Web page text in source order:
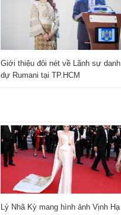
Giới thiệu đôi nét về Lãnh sự danh
dự Rumani tại TP.HCM
Lý Nhã Kỳ mang hình ảnh Vịnh Hạ